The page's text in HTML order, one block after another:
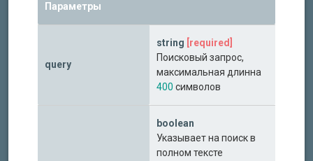
Параметры
query
string [required]
Поисковый запрос,
максимальная длинна
400 символов
boolean
Указывает на поиск в
полном тексте